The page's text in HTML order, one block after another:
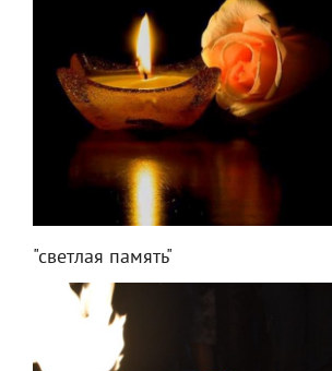
"светлая память"